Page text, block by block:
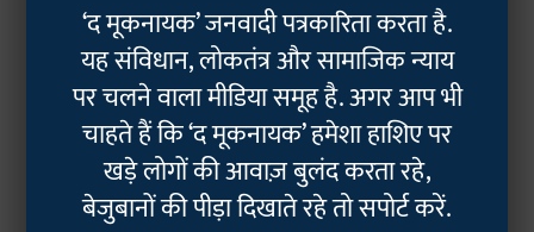
‘द मूकनायक’ जनवादी पत्रकारिता करता है.
यह संविधान, लोकतंत्र और सामाजिक न्याय
पर चलने वाला मीडिया समूह है. अगर आप भी
चाहते हैं कि ‘द मूकनायक’ हमेशा हाशिए पर
खड़े लोगों की आवाज़ बुलंद करता रहे,
बेजुबानों की पीड़ा दिखाते रहे तो सपोर्ट करें.